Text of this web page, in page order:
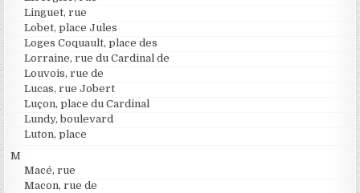
Linguet, rue
Lobet, place Jules
Loges Coquault, place des
Lorraine, rue du Cardinal de
Louvois, rue de
Lucas, rue Jobert
Luçon, place du Cardinal
Lundy, boulevard
Luton, place
M
Macé, rue
Macon, rue de